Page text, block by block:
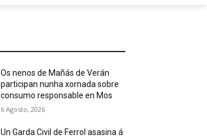
Os nenos de Mañás de Verán
participan nunha xornada sobre
consumo responsable en Mos
6 Agosto, 2026
Un Garda Civil de Ferrol asasina á